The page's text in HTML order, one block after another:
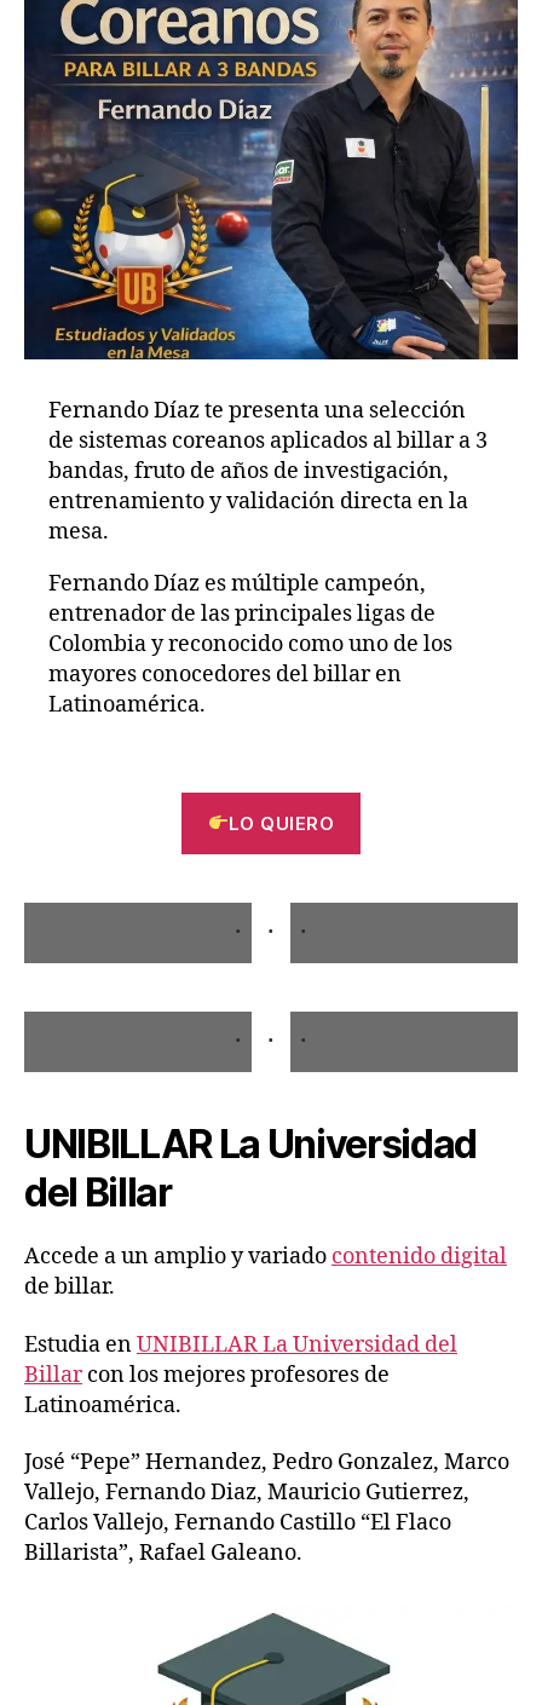
Fernando Díaz te presenta una selección
de sistemas coreanos aplicados al billar a 3
bandas, fruto de años de investigación,
entrenamiento y validación directa en la
mesa.
Fernando Díaz es múltiple campeón,
entrenador de las principales ligas de
Colombia y reconocido como uno de los
mayores conocedores del billar en
Latinoamérica.
LO QUIERO
UNIBILLAR La Universidad
del Billar
Accede a un amplio y variado contenido digital
de billar.
Estudia enUNIBILLAR La Universidad del
Billarcon los mejores profesores de
Latinoamérica.
José “Pepe” Hernandez, Pedro Gonzalez, Marco
Vallejo, Fernando Diaz, Mauricio Gutierrez,
Carlos Vallejo, Fernando Castillo “El Flaco
Billarista”, Rafael Galeano.